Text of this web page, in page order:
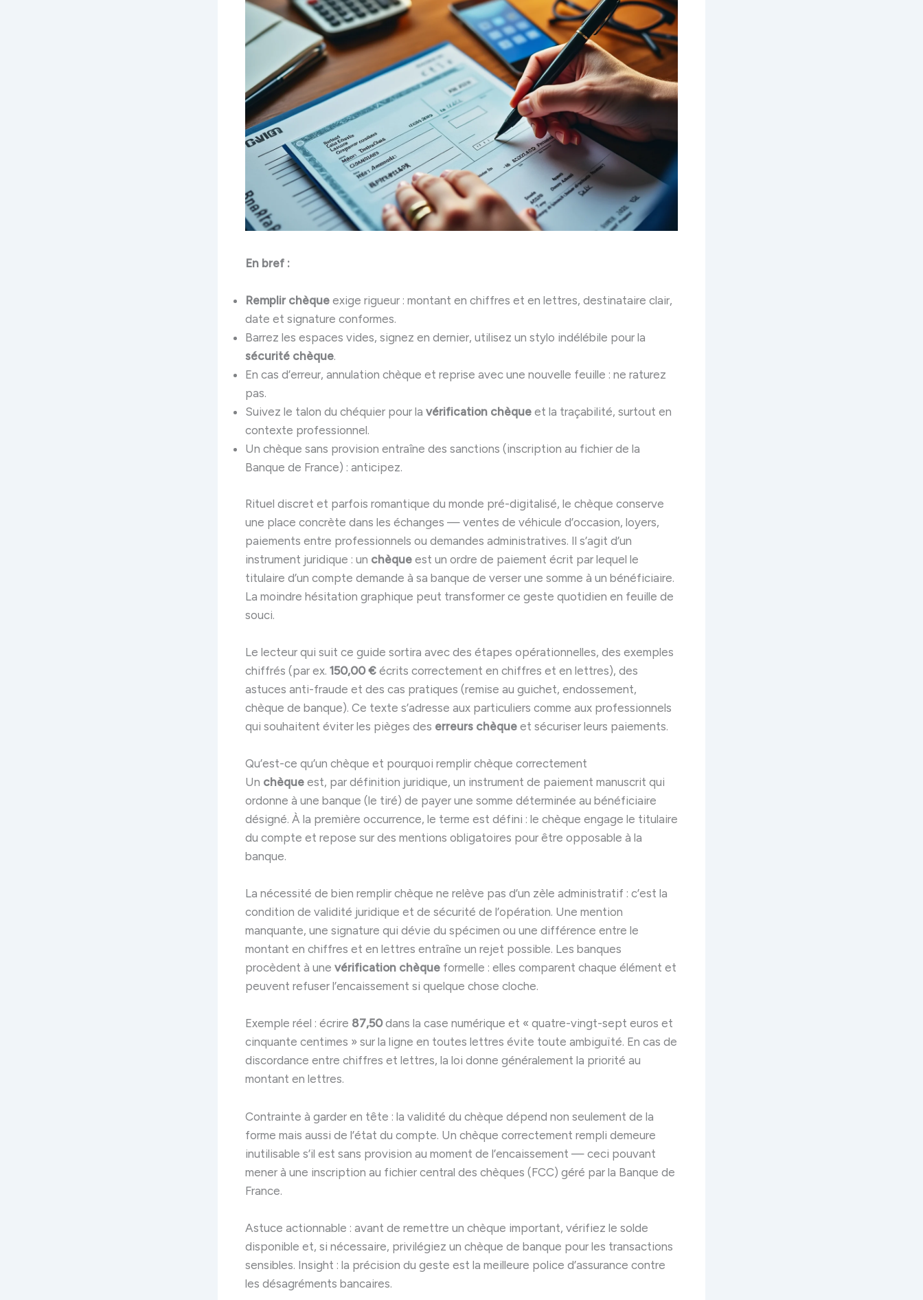
En bref :
Remplir chèque exige rigueur : montant en chiffres et en lettres, destinataire clair,
date et signature conformes.
Barrez les espaces vides, signez en dernier, utilisez un stylo indélébile pour la
sécurité chèque.
En cas d’erreur, annulation chèque et reprise avec une nouvelle feuille : ne raturez
pas.
Suivez le talon du chéquier pour la vérification chèque et la traçabilité, surtout en
contexte professionnel.
Un chèque sans provision entraîne des sanctions (inscription au fichier de la
Banque de France) : anticipez.
Rituel discret et parfois romantique du monde pré-digitalisé, le chèque conserve
une place concrète dans les échanges — ventes de véhicule d’occasion, loyers,
paiements entre professionnels ou demandes administratives. Il s’agit d’un
instrument juridique : un chèque est un ordre de paiement écrit par lequel le
titulaire d’un compte demande à sa banque de verser une somme à un bénéficiaire.
La moindre hésitation graphique peut transformer ce geste quotidien en feuille de
souci.
Le lecteur qui suit ce guide sortira avec des étapes opérationnelles, des exemples
chiffrés (par ex. 150,00 € écrits correctement en chiffres et en lettres), des
astuces anti-fraude et des cas pratiques (remise au guichet, endossement,
chèque de banque). Ce texte s’adresse aux particuliers comme aux professionnels
qui souhaitent éviter les pièges des erreurs chèque et sécuriser leurs paiements.
Qu’est-ce qu’un chèque et pourquoi remplir chèque correctement
Un chèque est, par définition juridique, un instrument de paiement manuscrit qui
ordonne à une banque (le tiré) de payer une somme déterminée au bénéficiaire
désigné. À la première occurrence, le terme est défini : le chèque engage le titulaire
du compte et repose sur des mentions obligatoires pour être opposable à la
banque.
La nécessité de bien remplir chèque ne relève pas d’un zèle administratif : c’est la
condition de validité juridique et de sécurité de l’opération. Une mention
manquante, une signature qui dévie du spécimen ou une différence entre le
montant en chiffres et en lettres entraîne un rejet possible. Les banques
procèdent à une vérification chèque formelle : elles comparent chaque élément et
peuvent refuser l’encaissement si quelque chose cloche.
Exemple réel : écrire 87,50dans la case numérique et « quatre-vingt-sept euros et
cinquante centimes » sur la ligne en toutes lettres évite toute ambiguïté. En cas de
discordance entre chiffres et lettres, la loi donne généralement la priorité au
montant en lettres.
Contrainte à garder en tête : la validité du chèque dépend non seulement de la
forme mais aussi de l’état du compte. Un chèque correctement rempli demeure
inutilisable s’il est sans provision au moment de l’encaissement — ceci pouvant
mener à une inscription au fichier central des chèques (FCC) géré par la Banque de
France.
Astuce actionnable : avant de remettre un chèque important, vérifiez le solde
disponible et, si nécessaire, privilégiez un chèque de banque pour les transactions
sensibles. Insight : la précision du geste est la meilleure police d’assurance contre
les désagréments bancaires.